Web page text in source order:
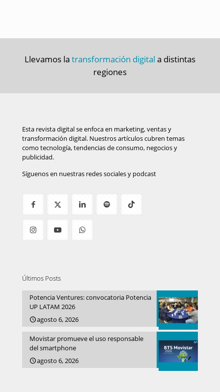
Llevamos la transformación digital a distintas
regiones
Esta revista digital se enfoca en marketing, ventas y
transformación digital. Nuestros artículos cubren temas
como tecnología, tendencias de consumo, negocios y
publicidad.
Síguenos en nuestras redes sociales y podcast
Últimos Posts
Potencia Ventures: convocatoria Potencia
UP LATAM 2026
agosto 6, 2026
Movistar promueve el uso responsable
del smartphone
agosto 6, 2026